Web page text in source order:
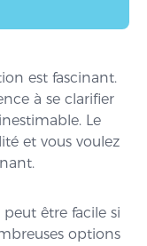
est fascinant.
à se clarifier
Le
et vous voulez
peut être facile si
options